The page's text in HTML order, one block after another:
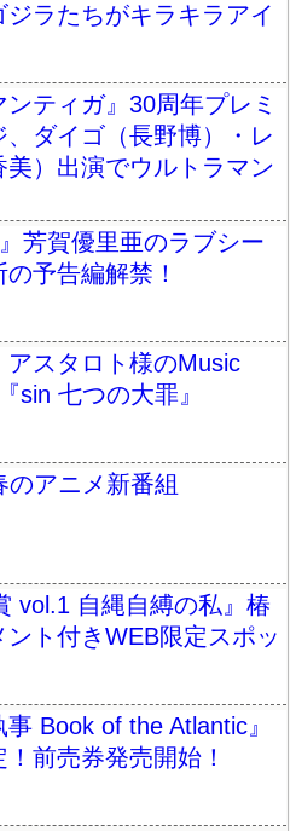
ラたちがキラキラアイ
ンティガ』30周年プレミ
、ダイゴ（長野博）・レ
美）出演でウルトラマン
芳賀優里亜のラブシー
予告編解禁！
アスタロト様のMusic
sin 七つの大罪』
のアニメ新番組
vol.1 自縄自縛の私』椿
ント付きWEB限定スポッ
Book of the Atlantic』
前売券発売開始！